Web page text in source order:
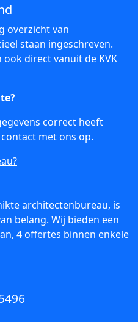
overzicht van
staan ingeschreven.
direct vanuit de KVK
correct heeft
contact met ons op.
architectenbureau, is
belang. Wij bieden een
4 offertes binnen enkele